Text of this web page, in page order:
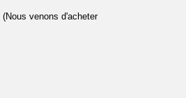
venons d'acheter